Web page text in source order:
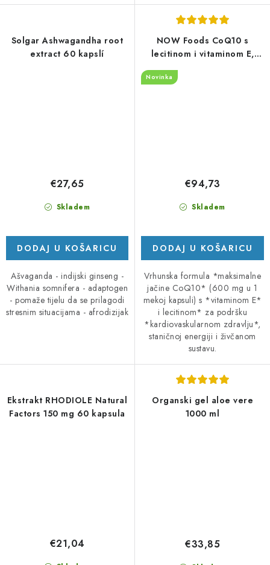
Solgar Ashwagandha root
extract 60 kapslí
Skladem
€27,65
DODAJ U KOŠARICU
Ašvaganda - indijski ginseng -
Withania somnifera - adaptogen
- pomaže tijelu da se prilagodi
stresnim situacijama - afrodizijak
NOW Foods CoQ10 s
lecitinom i vitaminom E,
Novinka
Skladem
€94,73
DODAJ U KOŠARICU
Vrhunska formula *maksimalne
jačine CoQ10* (600 mg u 1
mekoj kapsuli) s *vitaminom E*
i lecitinom* za podršku
*kardiovaskularnom zdravlju*,
staničnoj energiji i živčanom
sustavu.
Ekstrakt RHODIOLE Natural
Factors 150 mg 60 kapsula
€21,04
Organski gel aloe vere
1000 ml
€33,85